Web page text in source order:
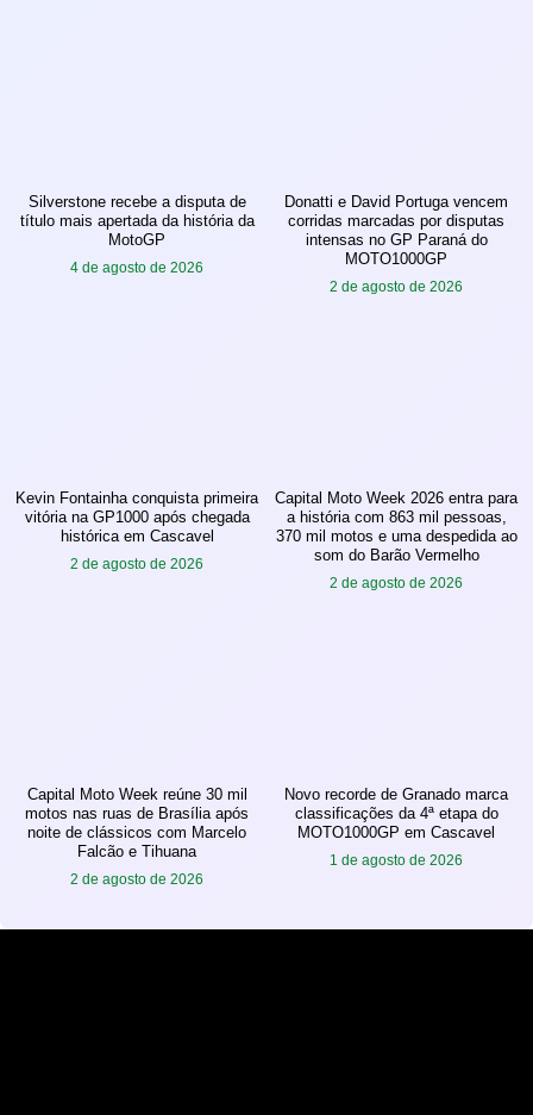
Silverstone recebe a disputa de
título mais apertada da história da
MotoGP
4 de agosto de 2026
Donatti e David Portuga vencem
corridas marcadas por disputas
intensas no GP Paraná do
MOTO1000GP
2 de agosto de 2026
Kevin Fontainha conquista primeira
vitória na GP1000 após chegada
histórica em Cascavel
2 de agosto de 2026
Capital Moto Week 2026 entra para
a história com 863 mil pessoas,
370 mil motos e uma despedida ao
som do Barão Vermelho
2 de agosto de 2026
Capital Moto Week reúne 30 mil
motos nas ruas de Brasília após
noite de clássicos com Marcelo
Falcão e Tihuana
2 de agosto de 2026
Novo recorde de Granado marca
classificações da 4ª etapa do
MOTO1000GP em Cascavel
1 de agosto de 2026